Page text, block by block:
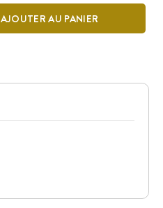
AJOUTER AU PANIER